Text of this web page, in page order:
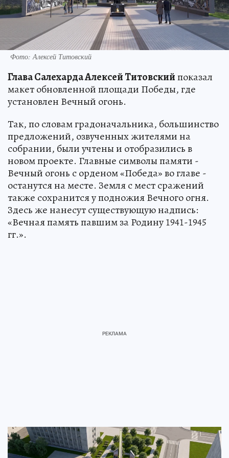
Фото: Алексей Титовский
Глава Салехарда Алексей Титовскийпоказал
макет обновленной площади Победы, где
установлен Вечный огонь.
Так, по словам градоначальника, большинство
предложений, озвученных жителями на
собрании, были учтены и отобразились в
новом проекте. Главные символы памяти -
Вечный огонь с орденом «Победа» во главе -
останутся на месте. Земля с мест сражений
также сохранится у подножия Вечного огня.
Здесь же нанесут существующую надпись:
«Вечная память павшим за Родину 1941-1945
гг.».